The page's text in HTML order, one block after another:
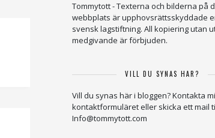
Tommytott - Texterna och bilderna på
webbplats är upphovsrättsskyddade
svensk lagstiftning. All kopiering utan
medgivande är förbjuden.
VILL DU SYNAS HÄR?
Vill du synas här i bloggen? Kontakta
kontaktformuläret eller skicka ett mail
Info@tommytott.com